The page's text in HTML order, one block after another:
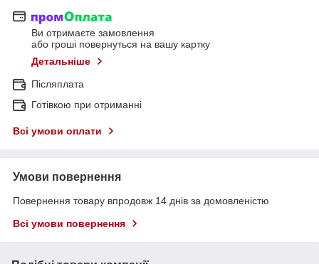
Ви отримаєте замовлення
або гроші повернуться на вашу картку
Детальніше
Післяплата
Готівкою при отриманні
Всі умови оплати
Умови повернення
Повернення товару впродовж 14 днів за домовленістю
Всі умови повернення